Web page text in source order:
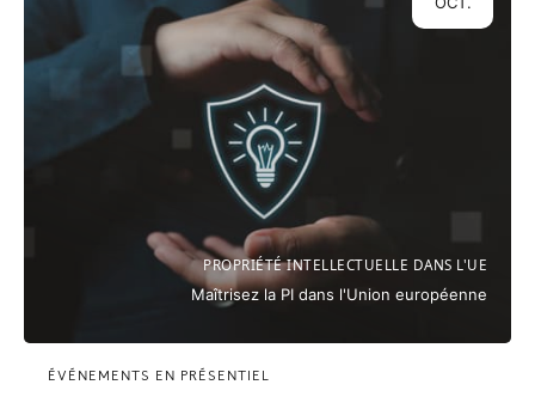
ÉVÉNEMENTS EN PRÉSENTIEL
PROPRIÉTÉ INTELLECTUELLE DANS L'UE
Maîtrisez la PI dans l'Union européenne